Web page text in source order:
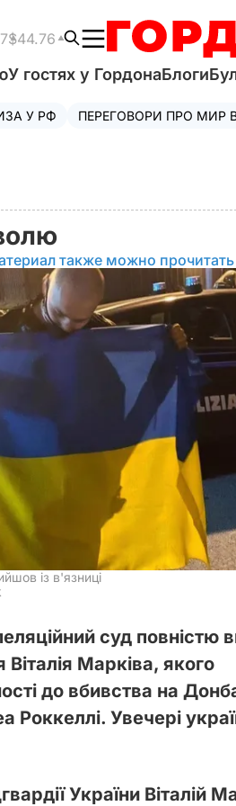
$44.76
У гостях у ГордонаБлоги
У РФ ПЕРЕГОВОРИ ПРО МИР В
также можно
із в'язниці
суд повністю
Марківа, якого
до вбивства на
Увечері
України Віталій